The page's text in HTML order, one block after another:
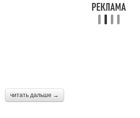
читать дальше →